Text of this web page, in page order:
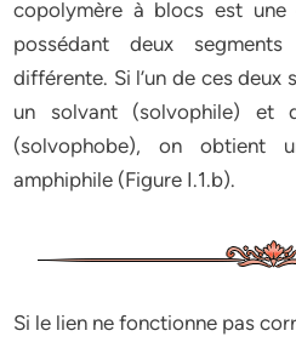
copolymère à blocs est une
possédant deux
différente. Si l’un de ces deux
un solvant (solvophile) et
(solvophobe), on obtient
amphiphile (Figure I.1.b).
Si le lien ne fonctionne pas